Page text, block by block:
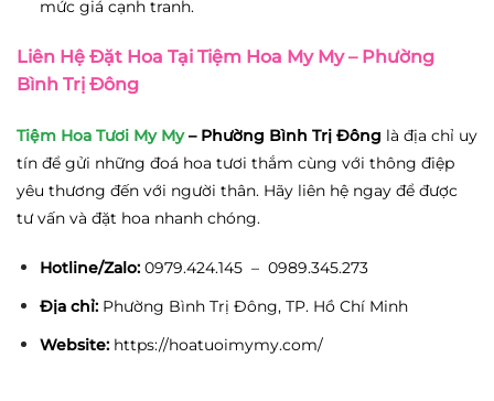
mức giá cạnh tranh.
Liên Hệ Đặt Hoa Tại Tiệm Hoa My My – Phường
Bình Trị Đông
Tiệm Hoa Tươi My My– Phường Bình Trị Đông là địa chỉ uy
tín để gửi những đoá hoa tươi thắm cùng với thông điệp
yêu thương đến với người thân. Hãy liên hệ ngay để được
tư vấn và đặt hoa nhanh chóng.
Hotline/Zalo:0979.424.145 – 0989.345.273
Địa chỉ:Phường Bình Trị Đông, TP. Hồ Chí Minh
Website: https://hoatuoimymy.com/